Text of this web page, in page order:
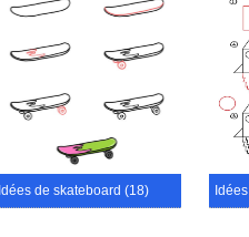
Idées de skateboard (18)